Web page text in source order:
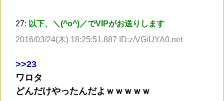
27: 以下、＼(^o^)／でVIPがお送りします
2016/03/24(木) 18:25:51.887 ID:z/VGiUYA0.net
>>23
ワロタ
どんだけやったんだよｗｗｗｗｗ